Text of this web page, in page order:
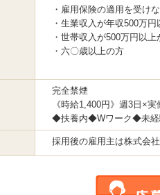
・雇用保険の適用を受け
・生業収入が年収500万円
・世帯収入が500万円以
・六〇歳以上の方
完全禁煙
《時給1,400円》週3日×
◆扶養内◆Wワーク◆未経
採用後の雇用主は株式会